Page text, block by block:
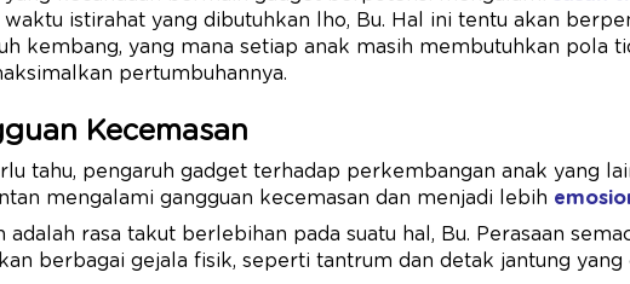
waktu istirahat yang dibutuhkan lho, Bu. Hal ini tentu akan
kembang, yang mana setiap anak masih membutuhkan pola
pertumbuhannya.
Kecemasan
tahu, pengaruh gadget terhadap perkembangan anak yang
mengalami gangguan kecemasan dan menjadi lebih
adalah rasa takut berlebihan pada suatu hal, Bu. Perasaan
berbagai gejala fisik, seperti tantrum dan detak jantung yang